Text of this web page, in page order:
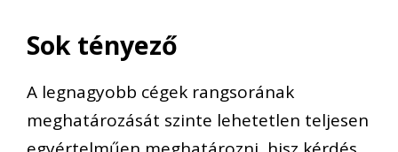
Sok tényező
A legnagyobb cégek rangsorának
meghatározását szinte lehetetlen teljesen